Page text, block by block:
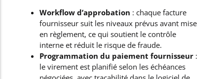
Workflow d’approbation : chaque facture
fournisseur suit les niveaux prévus avant mise
en règlement, ce qui soutient le contrôle
interne et réduit le risque de fraude.
Programmation du paiement fournisseur :
le virement est planifié selon les échéances